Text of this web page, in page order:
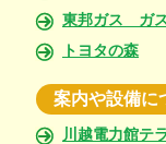
東邦ガス ガ
トヨタの森
案内や設備に
川越電力館テ